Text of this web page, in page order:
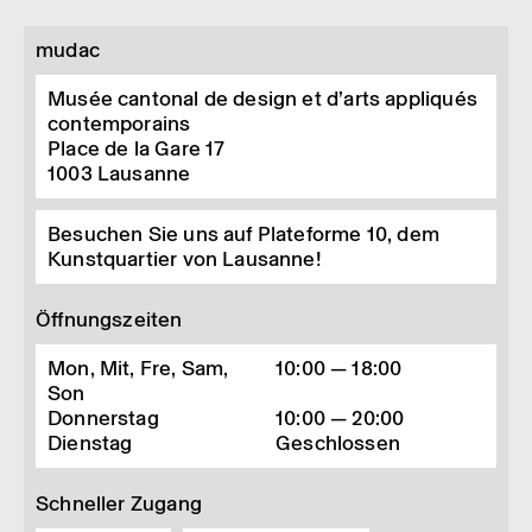
mudac
Musée cantonal de design et d’arts appliqués
contemporains
Place de la Gare 17
1003 Lausanne
Besuchen Sie uns auf Plateforme 10, dem
Kunstquartier von Lausanne!
Öffnungszeiten
Mon, Mit, Fre, Sam,
Son
10:00 — 18:00
Donnerstag
10:00 — 20:00
Dienstag
Geschlossen
Schneller Zugang